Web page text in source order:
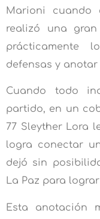
Marioni cuando
realizó una
prácticamente
defensas y
Cuando todo
partido, en un
77 Sleyther Lora
logra conectar
dejó sin
La Paz para
Esta anotación